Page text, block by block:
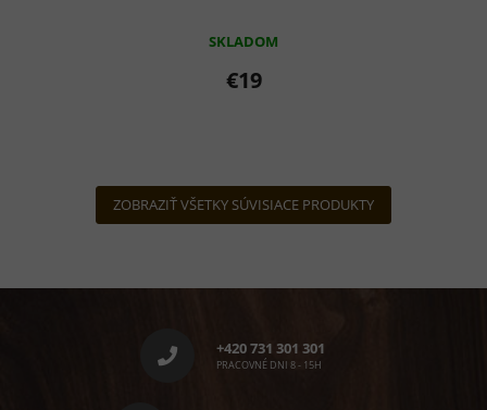
SKLADOM
€19
ZOBRAZIŤ VŠETKY SÚVISIACE PRODUKTY
Z
+420 731 301 301
PRACOVNÉ DNI 8 - 15H